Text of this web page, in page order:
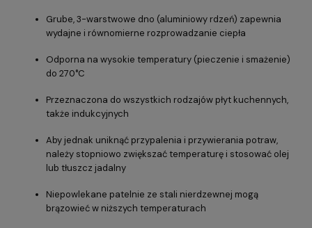
Grube, 3-warstwowe dno (aluminiowy rdzeń) zapewnia
wydajne i równomierne rozprowadzanie ciepła
Odporna na wysokie temperatury (pieczenie i smażenie)
do 270°C
Przeznaczona do wszystkich rodzajów płyt kuchennych,
także indukcyjnych
Aby jednak uniknąć przypalenia i przywierania potraw,
należy stopniowo zwiększać temperaturę i stosować olej
lub tłuszcz jadalny
Niepowlekane patelnie ze stali nierdzewnej mogą
brązowieć w niższych temperaturach